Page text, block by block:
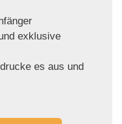
exklusive
es aus und